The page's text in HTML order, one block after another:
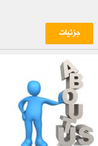
جزئیات